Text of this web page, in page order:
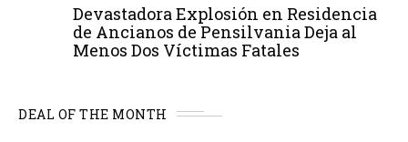
Devastadora Explosión en Residencia
de Ancianos de Pensilvania Deja al
Menos Dos Víctimas Fatales
DEAL OF THE MONTH